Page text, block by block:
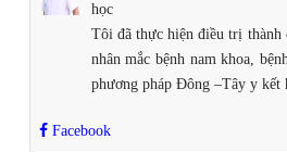
học
Tôi đã thực hiện điều trị thành
nhân mắc bệnh nam khoa,
phương pháp Đông –Tây y kết
Facebook